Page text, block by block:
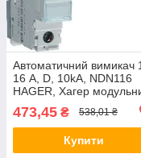
Автоматичний вимикач
16 А, D, 10kA, NDN116
HAGER, Хагер
автомат для щитів і
473,45 ₴ 538,01 ₴
Купити